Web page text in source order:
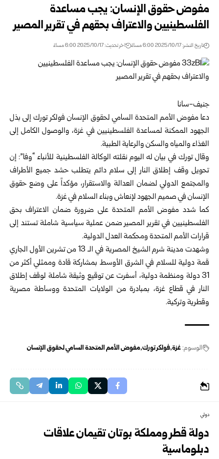
مفوض حقوق الإنسان: يجب مساعدة
الفلسطينيين والاعتراف بحقهم في تقرير المصير
تاريخ النشر: 2025/10/17 6:00 مساءً اخر تحديث: 2025/10/17 6:00 مساءً
جنيف-سانا
دعا مفوض الأمم المتحدة السامي لحقوق الإنسان فولكر تورك إلى بذل
الجهود الممكنة لمساعدة الفلسطينيين في غزة، والوصول الكامل إلى
الغذاء والمياه والسكن والرعاية الطبية.
وقال تورك في بيان له اليوم نقلته الوكالة الفلسطينية للأنباء “وفا”: إن
تحويل وقف إطلاق النار إلى سلام دائم يتطلب حشد جميع الأطراف
والمجتمع الدولي لضمان العدالة والاستقرار، مؤكداً على وضع حقوق
الإنسان في صميم الجهود لإنعاش وبناء السلام في غزة.
كما شدد مفوض الأمم المتحدة على ضرورة ضمان الاعتراف بحق
الفلسطينيين في تقرير المصير ضمن عملية سياسية شاملة تستند إلى
قرارات الأمم المتحدة ومحكمة العدل الدولية.
وشهدت مدينة شرم الشيخ المصرية في الـ 13 من تشرين الأول الجاري
قمة دولية للسلام في الشرق الأوسط بمشاركة قادة وممثلي أكثر من
31 دولة ومنظمة دولية، أسفرت عن توقيع وثيقة شاملة لوقف إطلاق
النار في قطاع غزة، بمبادرة من الولايات المتحدة ووساطة مصرية
وقطرية وتركية.
الوسوم:غزة فولكر تورك مفوض الأمم المتحدة السامي لحقوق الإنسان
دولي
دولة قطر ومملكة بوتان تقيمان علاقات
دبلوماسية